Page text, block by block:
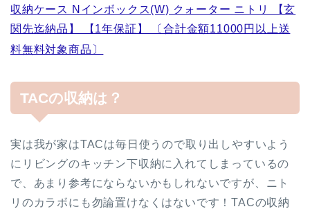
収納ケース Nインボックス(W) クォーター ニトリ 【玄
関先迄納品】 【1年保証】 〔合計金額11000円以上送
料無料対象商品〕
TACの収納は？
実は我が家はTACは毎日使うので取り出しやすいよう
にリビングのキッチン下収納に入れてしまっているの
で、あまり参考にならないかもしれないですが、ニト
リのカラボにも勿論置けなくはないです！TACの収納